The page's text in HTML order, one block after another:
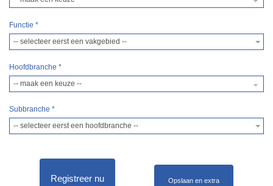
Functie *
-- selecteer eerst een vakgebied --
Hoofdbranche *
Subbranche *
-- selecteer eerst een hoofdbranche --
Registreer nu
Opslaan en extra